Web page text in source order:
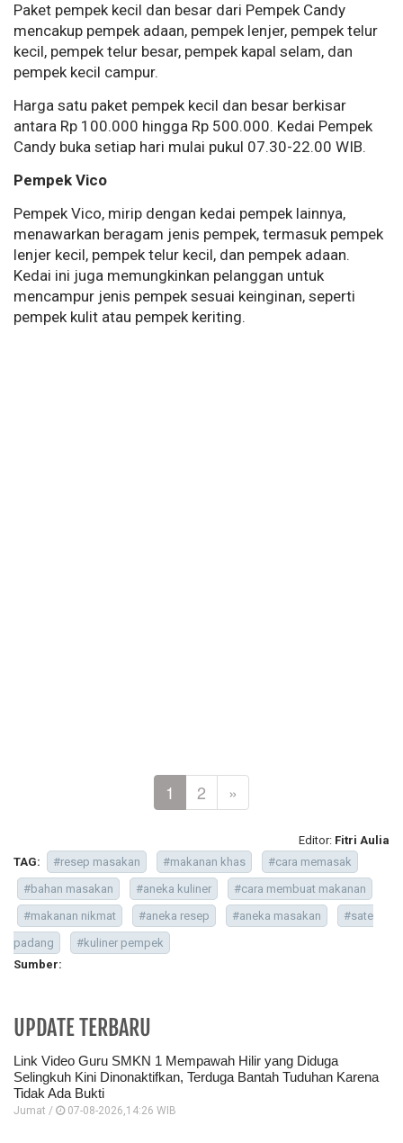
Paket pempek kecil dan besar dari Pempek Candy
mencakup pempek adaan, pempek lenjer, pempek telur
kecil, pempek telur besar, pempek kapal selam, dan
pempek kecil campur.
Harga satu paket pempek kecil dan besar berkisar
antara Rp 100.000 hingga Rp 500.000. Kedai Pempek
Candy buka setiap hari mulai pukul 07.30-22.00 WIB.
Pempek Vico
Pempek Vico, mirip dengan kedai pempek lainnya,
menawarkan beragam jenis pempek, termasuk pempek
lenjer kecil, pempek telur kecil, dan pempek adaan.
Kedai ini juga memungkinkan pelanggan untuk
mencampur jenis pempek sesuai keinginan, seperti
pempek kulit atau pempek keriting.
1 2 »
Editor: Fitri Aulia
TAG:
#resep masakan #makanan khas
#cara memasak
#bahan masakan
#aneka kuliner
#cara membuat makanan
#makanan nikmat
#aneka resep #aneka masakan
#sate
padang
#kuliner pempek
Sumber:
UPDATE TERBARU
Link Video Guru SMKN 1 Mempawah Hilir yang Diduga
Selingkuh Kini Dinonaktifkan, Terduga Bantah Tuduhan Karena
Tidak Ada Bukti
Jumat / 07-08-2026,14:26 WIB